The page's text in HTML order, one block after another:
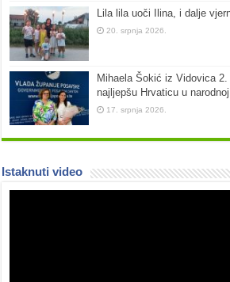
Lila lila uoči Ilina, i dalje
20. srpnja 2026.
Mihaela Šokić iz Vidovica
najljepšu Hrvaticu u
17. srpnja 2026.
Istaknuti video